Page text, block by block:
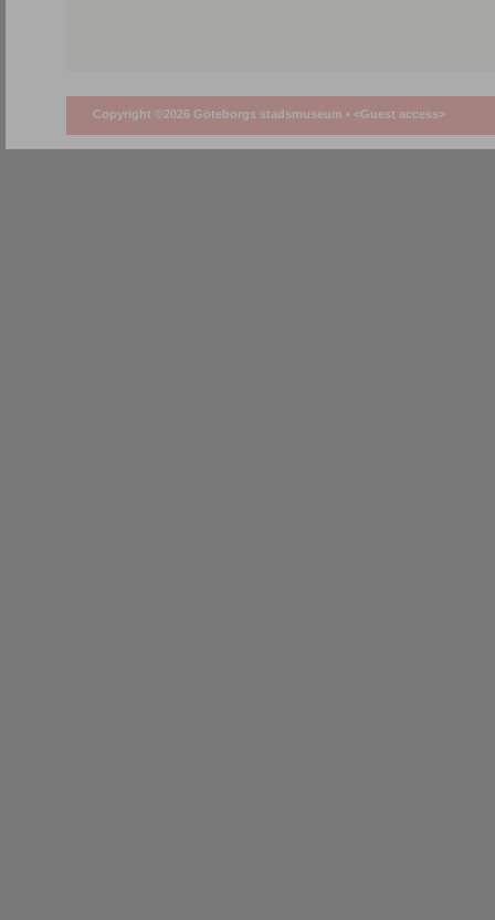
Copyright ©2026 Göteborgs stadsmuseum • <Guest access>